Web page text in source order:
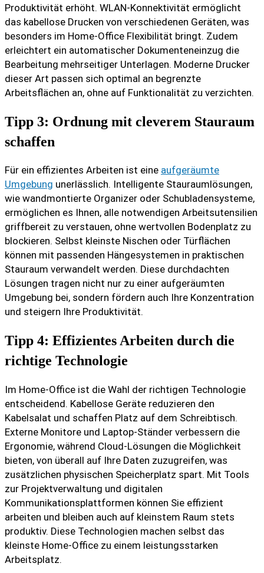
Produktivität erhöht. WLAN-Konnektivität ermöglicht
das kabellose Drucken von verschiedenen Geräten, was
besonders im Home-Office Flexibilität bringt. Zudem
erleichtert ein automatischer Dokumenteneinzug die
Bearbeitung mehrseitiger Unterlagen. Moderne Drucker
dieser Art passen sich optimal an begrenzte
Arbeitsflächen an, ohne auf Funktionalität zu verzichten.
Tipp 3: Ordnung mit cleverem Stauraum
schaffen
Für ein effizientes Arbeiten ist eine aufgeräumte
Umgebung unerlässlich. Intelligente Stauraumlösungen,
wie wandmontierte Organizer oder Schubladensysteme,
ermöglichen es Ihnen, alle notwendigen Arbeitsutensilien
griffbereit zu verstauen, ohne wertvollen Bodenplatz zu
blockieren. Selbst kleinste Nischen oder Türflächen
können mit passenden Hängesystemen in praktischen
Stauraum verwandelt werden. Diese durchdachten
Lösungen tragen nicht nur zu einer aufgeräumten
Umgebung bei, sondern fördern auch Ihre Konzentration
und steigern Ihre Produktivität.
Tipp 4: Effizientes Arbeiten durch die
richtige Technologie
Im Home-Office ist die Wahl der richtigen Technologie
entscheidend. Kabellose Geräte reduzieren den
Kabelsalat und schaffen Platz auf dem Schreibtisch.
Externe Monitore und Laptop-Ständer verbessern die
Ergonomie, während Cloud-Lösungen die Möglichkeit
bieten, von überall auf Ihre Daten zuzugreifen, was
zusätzlichen physischen Speicherplatz spart. Mit Tools
zur Projektverwaltung und digitalen
Kommunikationsplattformen können Sie effizient
arbeiten und bleiben auch auf kleinstem Raum stets
produktiv. Diese Technologien machen selbst das
kleinste Home-Office zu einem leistungsstarken
Arbeitsplatz.